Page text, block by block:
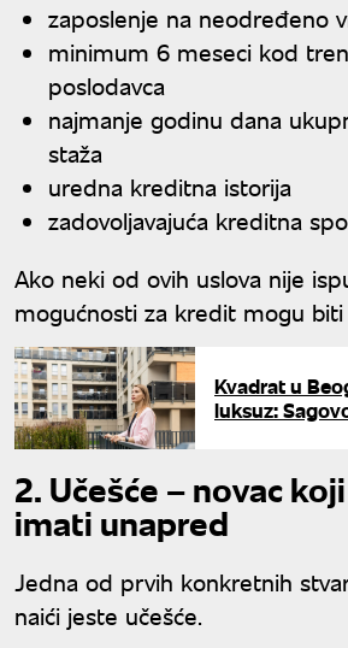
zaposlenje na neodređeno
minimum 6 meseci kod
poslodavca
najmanje godinu dana
staža
uredna kreditna istorija
zadovoljavajuća kreditna
Ako neki od ovih uslova nije
mogućnosti za kredit mogu biti
Kvadrat u
luksuz:
2. Učešće – novac
imati unapred
Jedna od prvih konkretnih
naići jeste učešće.